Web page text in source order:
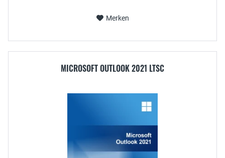
Merken
MICROSOFT OUTLOOK 2021 LTSC